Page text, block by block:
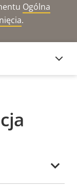
Ogólna
.